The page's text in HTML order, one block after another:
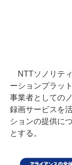
NTTソノリテ
ーションプラッ
事業者としての
録画サービスを
ションの提供に
とする。